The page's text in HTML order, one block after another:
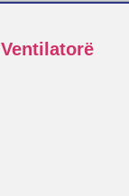
Ventilatorë